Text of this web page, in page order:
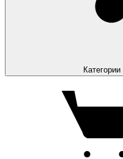
Категории